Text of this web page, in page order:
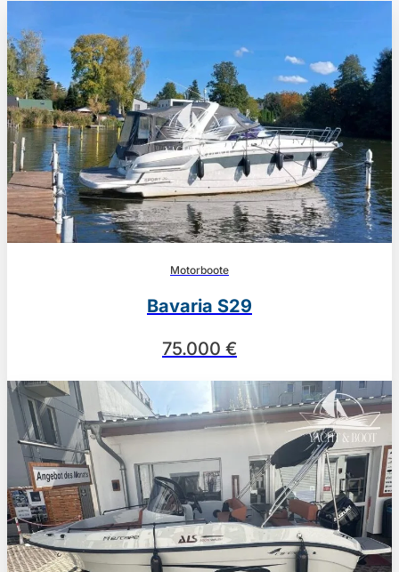
Motorboote
Bavaria S29
75.000 €